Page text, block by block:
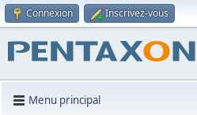
Connexion Inscrivez-vous
Menu principal